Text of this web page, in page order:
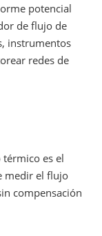
potencial
de flujo de
instrumentos
redes de
es el
medir el flujo
compensación